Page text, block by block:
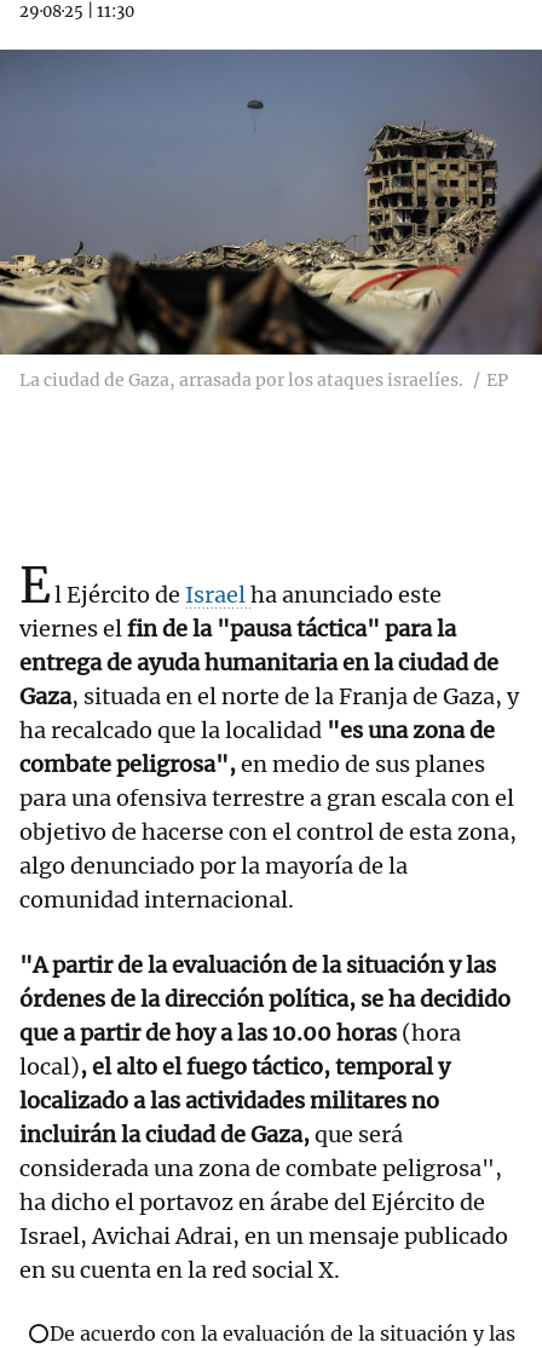
29·08·25 11:30
La ciudad de Gaza, arrasada por los ataques israelíes. EP
El Ejército de Israelha anunciado este
viernes elfin de la "pausa táctica" para la
entrega de ayuda humanitaria en la ciudad de
Gaza, situada en el norte de la Franja de Gaza, y
ha recalcado que la localidad "es una zona de
combate peligrosa",en medio de sus planes
para una ofensiva terrestre a gran escala con el
objetivo de hacerse con el control de esta zona,
algo denunciado por la mayoría de la
comunidad internacional.
"A partir de la evaluación de la situación y las
órdenes de la dirección política, se ha decidido
que a partir de hoy a las 10.00 horas (hora
local), el alto el fuego táctico, temporal y
localizado a las actividades militares no
incluirán la ciudad de Gaza,que será
considerada una zona de combate peligrosa",
ha dicho el portavoz en árabe del Ejército de
Israel, Avichai Adrai, en un mensaje publicado
en su cuenta en la red social X.
⭕️De acuerdo con la evaluación de la situación y las